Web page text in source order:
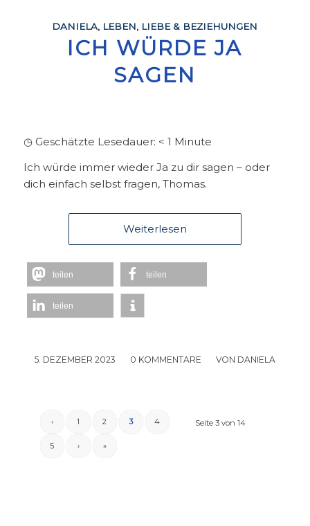
DANIELA, LEBEN, LIEBE & BEZIEHUNGEN
ICH WÜRDE JA
SAGEN
◷ Geschätzte Lesedauer: < 1 Minute
Ich würde immer wieder Ja zu dir sagen – oder
dich einfach selbst fragen, Thomas.
Weiterlesen
teilen teilen
teilen
5. DEZEMBER 2023
/ 0 KOMMENTARE
/ VON DANIELA
Seite 3 von 14
‹ 1 2 3 4
5 › »